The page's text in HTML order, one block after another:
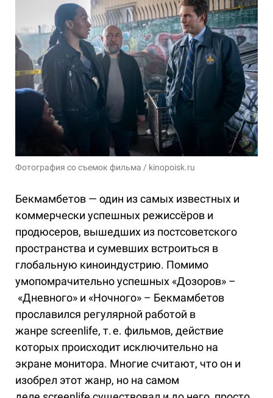
Фотография со съемок фильма / kinopoisk.ru
Бекмамбетов — один из самых известных и
коммерчески успешных режиссёров и
продюсеров, вышедших из постсоветского
пространства и сумевших встроиться в
глобальную киноиндустрию. Помимо
умопомрачительно успешных «Дозоров» –
«Дневного» и «Ночного» – Бекмамбетов
прославился регулярной работой в
жанре screenlife, т. е. фильмов, действие
которых происходит исключительно на
экране монитора. Многие считают, что он и
изобрел этот жанр, но на самом